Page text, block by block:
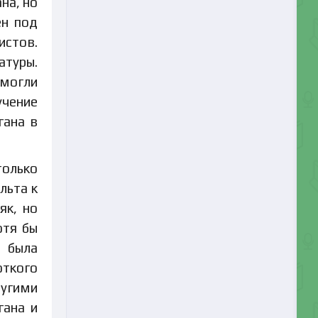
под
в
к
но
бы
была
и